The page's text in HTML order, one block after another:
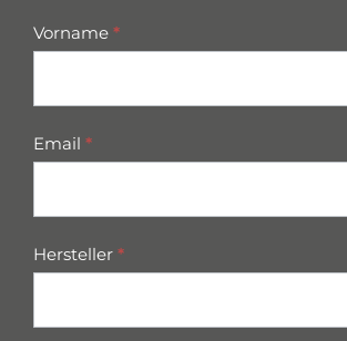
Vorname *
Email *
Hersteller *